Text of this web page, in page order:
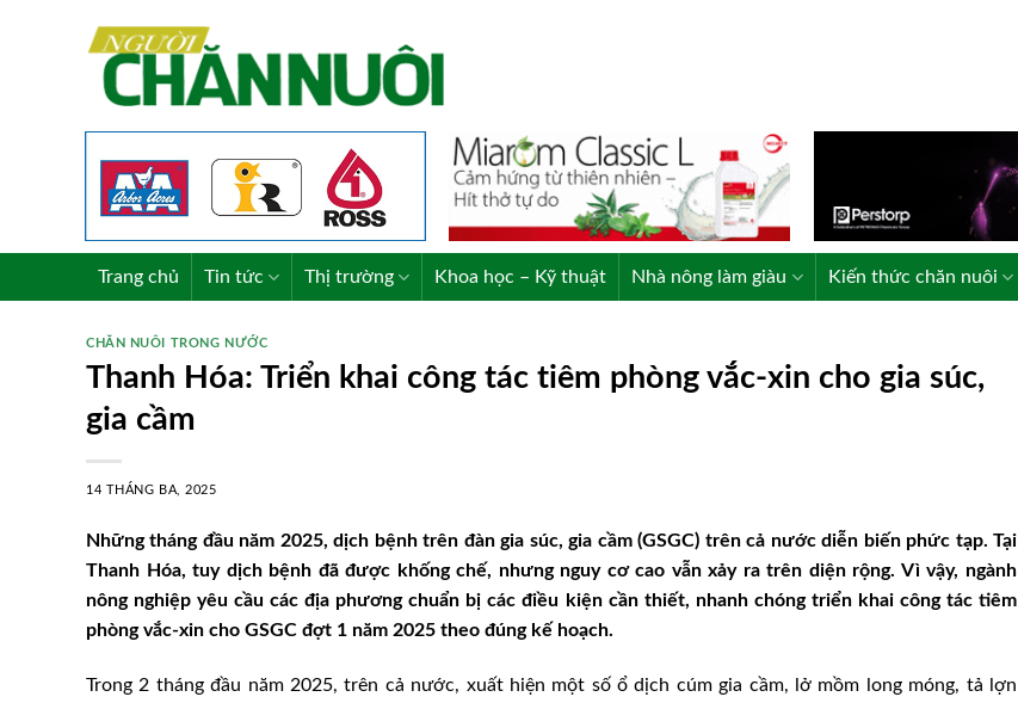
Trang chủ Tin tức Thị trường Khoa học – Kỹ thuật Nhà nông làm giàu Kiến thức chăn nuôi
CHĂN NUÔI TRONG NƯỚC
Thanh Hóa: Triển khai công tác tiêm phòng vắc-xin cho gia súc,
gia cầm
14 THÁNG BA, 2025
Những tháng đầu năm 2025, dịch bệnh trên đàn gia súc, gia cầm (GSGC) trên cả nước diễn biến phức tạp. Tại
Thanh Hóa, tuy dịch bệnh đã được khống chế, nhưng nguy cơ cao vẫn xảy ra trên diện rộng. Vì vậy, ngành
nông nghiệp yêu cầu các địa phương chuẩn bị các điều kiện cần thiết, nhanh chóng triển khai công tác tiêm
phòng vắc-xin cho GSGC đợt 1 năm 2025 theo đúng kế hoạch.
Trong 2 tháng đầu năm 2025, trên cả nước, xuất hiện một số ổ dịch cúm gia cầm, lở mồm long móng, tả lợn